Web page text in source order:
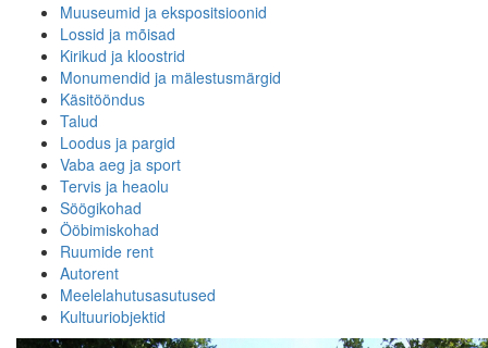
Muuseumid ja ekspositsioonid
Lossid ja mõisad
Kirikud ja kloostrid
Monumendid ja mälestusmärgid
Käsitööndus
Talud
Loodus ja pargid
Vaba aeg ja sport
Tervis ja heaolu
Söögikohad
Ööbimiskohad
Ruumide rent
Autorent
Meelelahutusasutused
Kultuuriobjektid